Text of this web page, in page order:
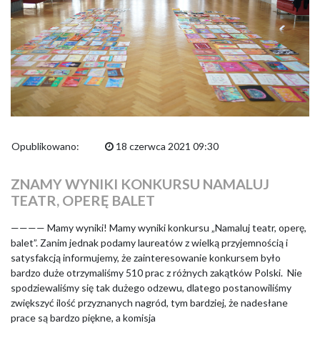
Opublikowano: 18 czerwca 2021 09:30
ZNAMY WYNIKI KONKURSU NAMALUJ
TEATR, OPERĘ BALET
———— Mamy wyniki! Mamy wyniki konkursu „Namaluj teatr, operę,
balet”. Zanim jednak podamy laureatów z wielką przyjemnością i
satysfakcją informujemy, że zainteresowanie konkursem było
bardzo duże otrzymaliśmy 510 prac z różnych zakątków Polski. Nie
spodziewaliśmy się tak dużego odzewu, dlatego postanowiliśmy
zwiększyć ilość przyznanych nagród, tym bardziej, że nadesłane
prace są bardzo piękne, a komisja